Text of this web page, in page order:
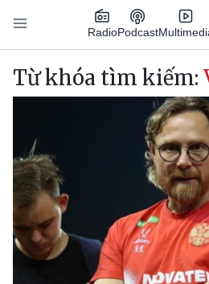
Nhảy đến nội dung
RadioPodcast
Main navigation
Từ khóa tìm kiếm: